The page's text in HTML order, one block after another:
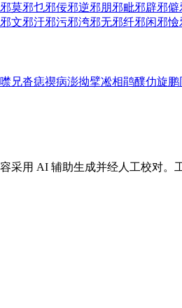
莫邪乜邪佞邪逆邪朋邪毗邪辟邪僻
文邪汙邪污邪洿邪无邪纤邪闲邪憸
噤 兄沓痣禊病澎拗擘凇相鹃醭仂旋鹏
采用 AI 辅助生成并经人工校对。